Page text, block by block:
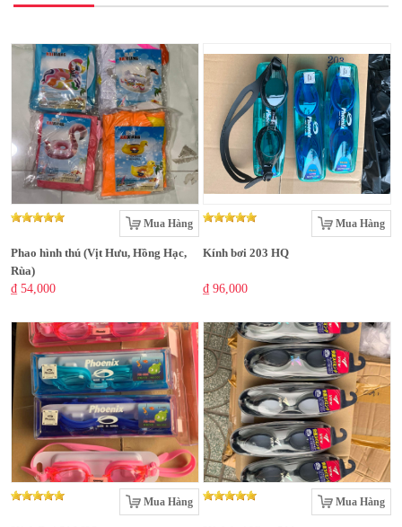
Mua Hàng
Phao hình thú (Vịt Hưu, Hồng Hạc,
Rùa)
₫ 54,000
Mua Hàng
Kính bơi 203 HQ
₫ 96,000
Mua Hàng Mua Hàng